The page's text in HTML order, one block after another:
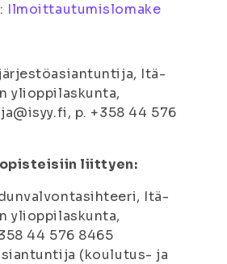
Ilmoittautumislomake
Itä-
ylioppilaskunta,
p. +358 44 576
liittyen:
Itä-
ylioppilaskunta,
44 576 8465
(koulutus- ja